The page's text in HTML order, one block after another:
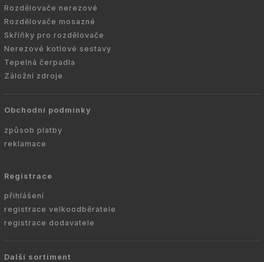
Rozdělovače nerezové
Rozdělovače mosazné
Skříňky pro rozdělovače
Nerezové kotlové sestavy
Tepelná čerpadla
Záložní zdroje
Obchodní podmínky
způsob platby
reklamace
Registrace
přihlášení
registrace velkoodběratele
registrace dodavatele
Další sortiment